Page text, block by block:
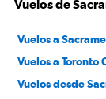
Vuelos de
Vuelos a
Vuelos a Toronto
Vuelos desde